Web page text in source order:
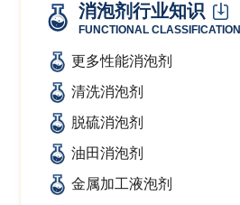
消泡剂行业知识
FUNCTIONAL CLASSIFICATION
更多性能消泡剂
清洗消泡剂
脱硫消泡剂
油田消泡剂
金属加工液泡剂